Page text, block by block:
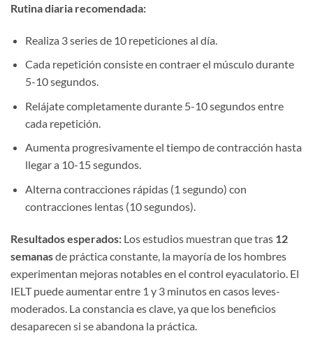
Rutina diaria recomendada:
Realiza 3 series de 10 repeticiones al día.
Cada repetición consiste en contraer el músculo durante
5-10 segundos.
Relájate completamente durante 5-10 segundos entre
cada repetición.
Aumenta progresivamente el tiempo de contracción hasta
llegar a 10-15 segundos.
Alterna contracciones rápidas (1 segundo) con
contracciones lentas (10 segundos).
Resultados esperados: Los estudios muestran que tras 12
semanasde práctica constante, la mayoría de los hombres
experimentan mejoras notables en el control eyaculatorio. El
IELT puede aumentar entre 1 y 3 minutos en casos leves-
moderados. La constancia es clave, ya que los beneficios
desaparecen si se abandona la práctica.